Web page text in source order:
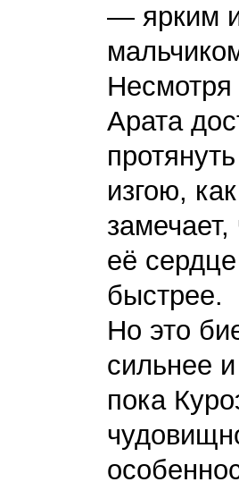
— ярким
Несмотря
Арата
изгою,
замечает,
её
быстрее.
Но это
сильнее
пока